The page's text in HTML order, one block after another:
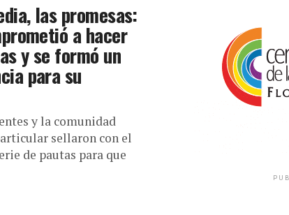
las promesas:
a hacer
y se formó un
para su
y la comunidad
sellaron con el
de pautas para que